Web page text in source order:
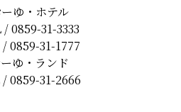
ゆ・ホテル
0859-31-3333
/ 0859-31-1777
ゆ・ランド
0859-31-2666